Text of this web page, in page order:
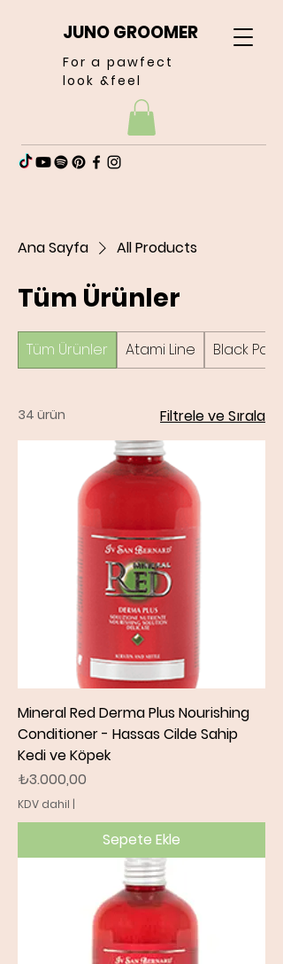
JUNO GROOMER
For a pawfect
look &feel
Ana Sayfa All Products
Tüm Ürünler
Tüm Ürünler Atami Line Black
34 ürün Filtrele ve Sırala
Mineral Red Derma Plus Nourishing
Conditioner - Hassas Cilde Sahip
Kedi ve Köpek
Fiyat
₺3.000,00
KDV dahil |
Sepete Ekle